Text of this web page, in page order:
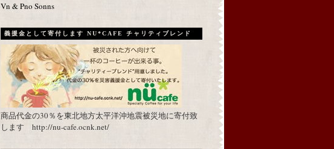
Vn & Pno Sonns
義援金として寄付します NU*CAFE チャリティブレンド
商品代金の30％を東北地方太平洋沖地震被災地に寄付致
します http://nu-cafe.ocnk.net/